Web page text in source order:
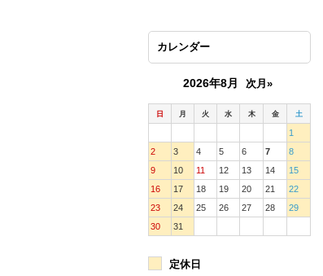
カレンダー
2026年8月 次月»
日 月 火 水 木 金 土
1
2
3 4 5 6 7
8
9
10 11 12 13 14
15
16
17 18 19 20 21
22
23
24 25 26 27 28
29
30
31
定休日